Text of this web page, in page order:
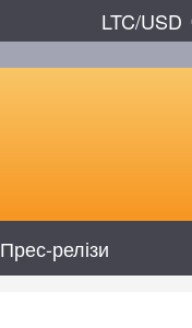
LTC/USD
Прес-релізи